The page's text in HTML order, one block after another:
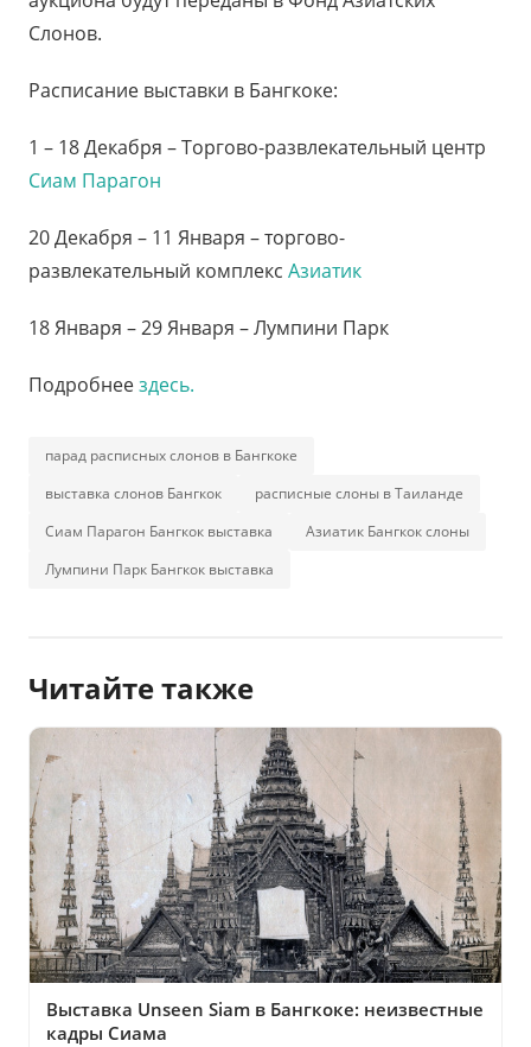
Слонов.
Расписание выставки в Бангкоке:
1 – 18 Декабря – Торгово-развлекательный центр
Сиам Парагон
20 Декабря – 11 Января – торгово-
развлекательный комплекс Азиатик
18 Января – 29 Января – Лумпини Парк
Подробнеездесь.
парад расписных слонов в Бангкоке
выставка слонов Бангкок
расписные слоны в Таиланде
Сиам Парагон Бангкок выставка
Азиатик Бангкок слоны
Лумпини Парк Бангкок выставка
Читайте также
Выставка Unseen Siam в Бангкоке: неизвестные
кадры Сиама